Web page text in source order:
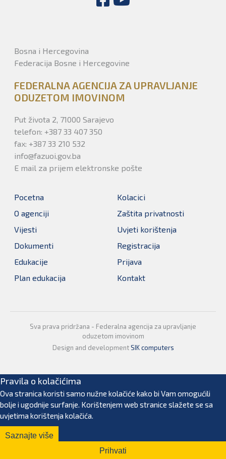
Bosna i Hercegovina
Federacija Bosne i Hercegovine
FEDERALNA AGENCIJA ZA UPRAVLJANJE
ODUZETOM IMOVINOM
Put života 2, 71000 Sarajevo
telefon: +387 33 407 350
fax: +387 33 210 532
info@fazuoi.gov.ba
E mail za prijem elektronske pošte
Pocetna
O agenciji
Vijesti
Dokumenti
Edukacije
Plan edukacija
Kolacici
Zaštita privatnosti
Uvjeti korištenja
Registracija
Prijava
Kontakt
Sva prava pridržana - Federalna agencija za upravljanje
oduzetom imovinom
Design and developmentSIK computers
Pravila o kolačićima
Ova stranica koristi samo nužne kolačiće kako bi Vam omogućili
bolje i ugodnije surfanje. Korištenjem web stranice slažete se sa
uvjetima korištenja kolačića.
Saznajte više
Prihvati